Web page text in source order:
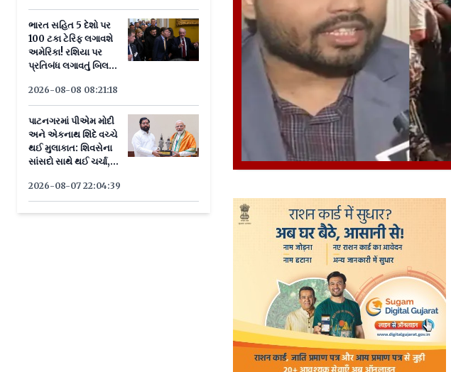
ભારત સહિત 5 દેશો પર
100 ટકા ટેરિફ લગાવશે
અમેરિકા! રશિયા પર
પ્રતિબંધ લગાવતું બિલ
2026-08-08 08:21:18
પાટનગરમાં પીએમ મોદી
અને એકનાથ શિંદે વચ્ચે
થઈ મુલાકાત: શિવસેના
સાંસદો સાથે થઈ ચર્ચા,
2026-08-07 22:04:39